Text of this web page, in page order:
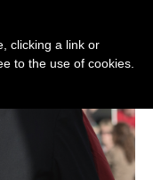
clicking a link or
to the use of cookies.